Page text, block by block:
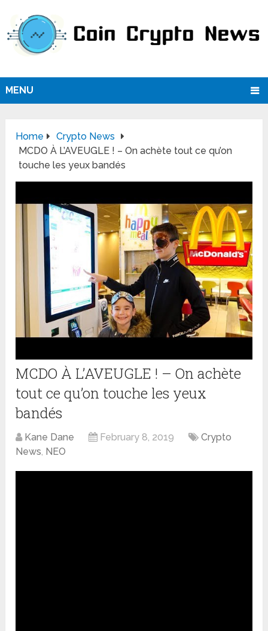
MENU
Home
Crypto News
MCDO À L’AVEUGLE ! – On achète tout ce qu’on
touche les yeux bandés
MCDO À L’AVEUGLE ! – On achète
tout ce qu’on touche les yeux
bandés
Kane Dane February 8, 2019
Crypto
News, NEO